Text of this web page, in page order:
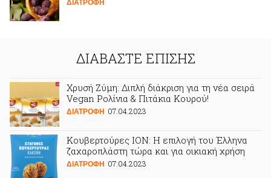
ΔΙΑΤΡΟΦΗ
ΔΙΑΒΑΣΤΕ ΕΠΙΣΗΣ
Χρυσή Ζύμη: Διπλή διάκριση για τη νέα σειρά
Vegan Ρολίνια & Πιτάκια Κουρού!
ΔΙΑΤΡΟΦΗ 07.04.2023
Κουβερτούρες ΙΟΝ: Η επιλογή του Έλληνα
ζαχαροπλάστη τώρα και για οικιακή χρήση
ΔΙΑΤΡΟΦΗ 07.04.2023